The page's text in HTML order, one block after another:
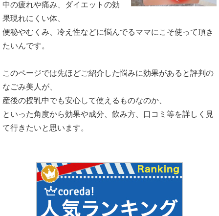
中の疲れや痛み、ダイエットの効
果現れにくい体、
便秘やむくみ、冷え性などに悩んでるママにこそ使って頂き
たいんです。
このページでは先ほどご紹介した悩みに効果があると評判の
なごみ美人が、
産後の授乳中でも安心して使えるものなのか、
といった角度から効果や成分、飲み方、口コミ等を詳しく見
て行きたいと思います。